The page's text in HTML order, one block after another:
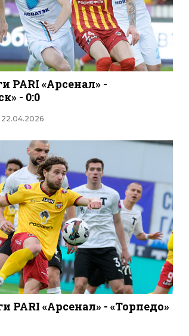
PARI «Арсенал» -
- 0:0
PARI «Арсенал» - «Торпедо»